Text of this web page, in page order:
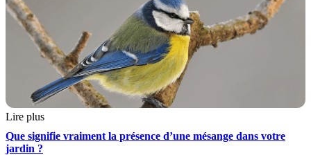
Lire plus
Que signifie vraiment la présence d’une mésange dans votre
jardin ?